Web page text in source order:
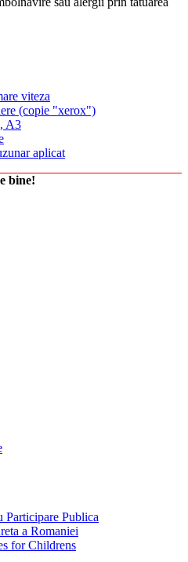
viteza
(copie "xerox")
A3
aplicat
bine!
Participare Publica
a Romaniei
for Childrens